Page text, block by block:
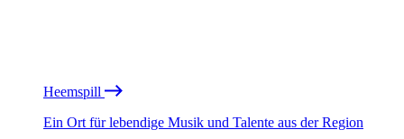
Heemspill
Ein Ort für lebendige Musik und Talente aus der Region